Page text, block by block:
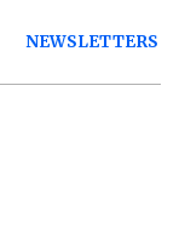
NEWSLETTERS